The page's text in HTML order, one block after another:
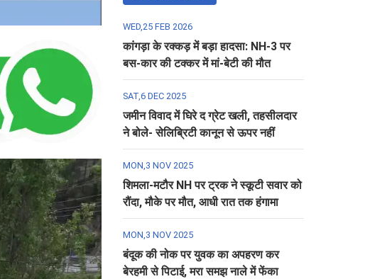
WED,25 FEB 2026
कांगड़ा के रक्कड़ में बड़ा हादसा: NH-3 पर
बस-कार की टक्कर में मां-बेटी की मौत
SAT,6 DEC 2025
जमीन विवाद में घिरे द ग्रेट खली, तहसीलदार
ने बोले- सेलिब्रिटी कानून से ऊपर नहीं
MON,3 NOV 2025
शिमला-मटौर NH पर ट्रक ने स्कूटी सवार को
रौंदा, मौके पर मौत, आधी रात तक हंगामा
MON,3 NOV 2025
बंदूक की नोक पर युवक का अपहरण कर
बेरहमी से पिटाई, मरा समझ नाले में फेंका